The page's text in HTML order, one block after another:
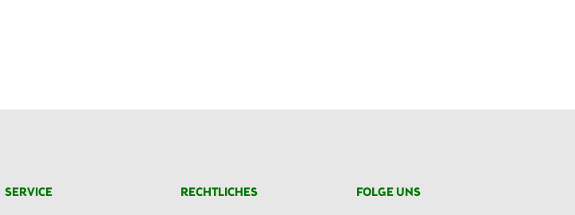
SERVICE RECHTLICHES FOLGE UNS